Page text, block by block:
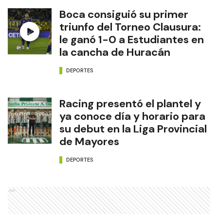
Boca consiguió su primer
triunfo del Torneo Clausura:
le ganó 1-0 a Estudiantes en
la cancha de Huracán
DEPORTES
Racing presentó el plantel y
ya conoce día y horario para
su debut en la Liga Provincial
de Mayores
DEPORTES
Ads